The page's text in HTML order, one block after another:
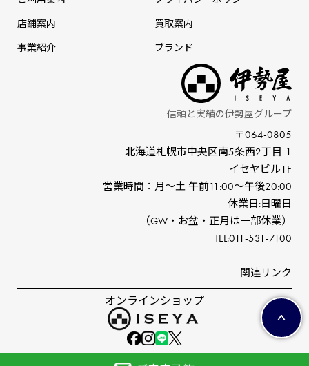
店舗案内
事業紹介
買取案内
ブランド
信頼と実績の伊勢屋グループ
〒064-0805
北海道札幌市中央区南5条⻄2丁⽬-1
イセヤビル1F
営業時間：⽉〜⼟ 午前11:00〜午後20:00
休業⽇:⽇曜⽇
（GW‧お盆‧正⽉は⼀部休業）
TEL:011-531-7100
関連リンク
オンラインショップ